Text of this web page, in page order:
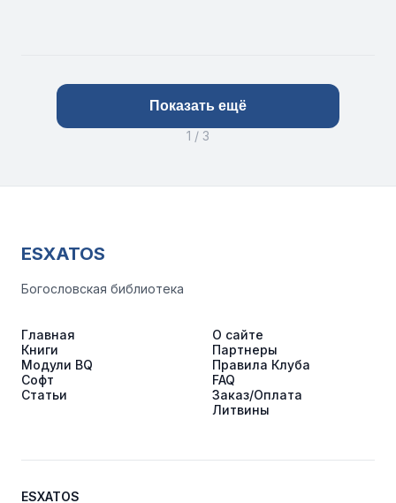
Показать ещё
1 / 3
ESXATOS
Богословская библиотека
Главная
Книги
Модули BQ
Софт
Статьи
О сайте
Партнеры
Правила Клуба
FAQ
Заказ/Оплата
Литвины
ESXATOS